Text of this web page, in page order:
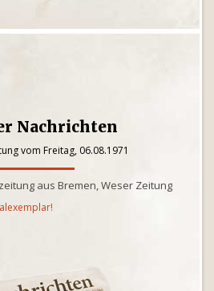
Nachrichten
vom Freitag, 06.08.1971
aus Bremen, Weser Zeitung